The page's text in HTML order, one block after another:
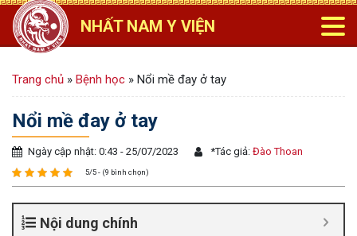
NHẤT NAM Y VIỆN
Trang chủ » Bệnh học » Nổi mề đay ở tay
Nổi mề đay ở tay
Ngày cập nhật: 0:43 - 25/07/2023 *Tác giả: Đào Thoan
5/5 - (9 bình chọn)
Nội dung chính